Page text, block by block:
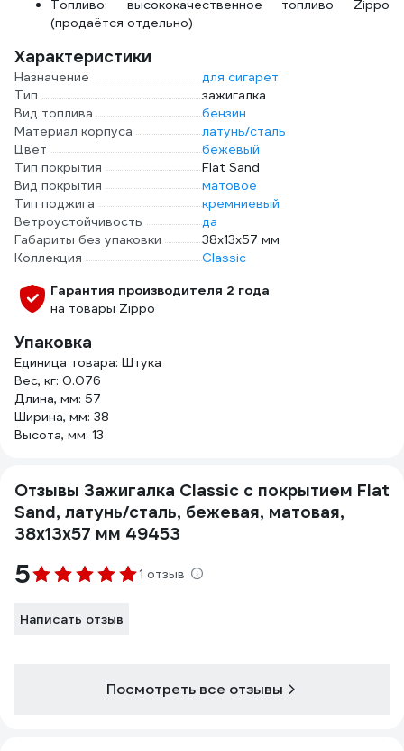
Топливо: высококачественное топливо Zippo
(продаётся отдельно)
Характеристики
Назначение
для сигарет
Тип
зажигалка
Вид топлива
бензин
Материал корпуса
латунь/сталь
Цвет
бежевый
Тип покрытия
Flat Sand
Вид покрытия
матовое
Тип поджига
кремниевый
Ветроустойчивость
да
Габариты без упаковки
38x13x57 мм
Коллекция
Classic
Гарантия производителя 2 года
на товары Zippo
Упаковка
Единица товара: Штука
Вес, кг: 0.076
Длина, мм: 57
Ширина, мм: 38
Высота, мм: 13
Отзывы Зажигалка Classic с покрытием Flat
Sand, латунь/сталь, бежевая, матовая,
38x13x57 мм 49453
5 1 отзыв
Написать отзыв
Посмотреть все отзывы